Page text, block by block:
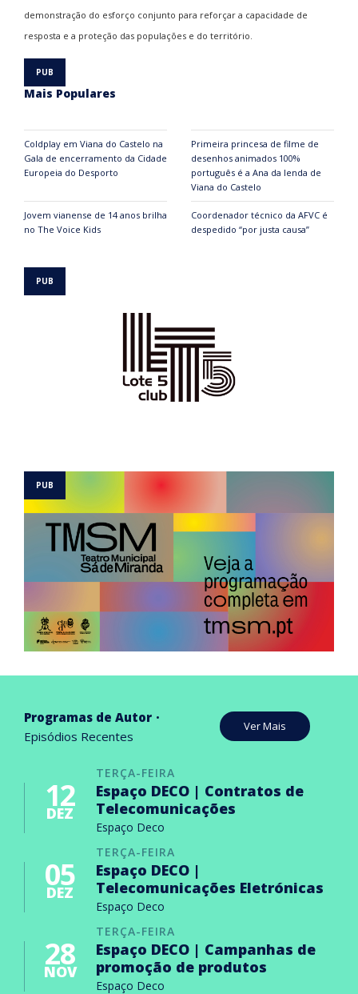
demonstração do esforço conjunto para reforçar a capacidade de
resposta e a proteção das populações e do território.
Mais Populares
Coldplay em Viana do Castelo na
Gala de encerramento da Cidade
Europeia do Desporto
Primeira princesa de filme de
desenhos animados 100%
português é a Ana da lenda de
Viana do Castelo
Jovem vianense de 14 anos brilha
no The Voice Kids
Coordenador técnico da AFVC é
despedido “por justa causa”
Programas de Autor
Episódios Recentes
Ver Mais
TERÇA-FEIRA
12
DEZ
Espaço DECO | Contratos de
Telecomunicações
Espaço Deco
TERÇA-FEIRA
05
DEZ
Espaço DECO |
Telecomunicações Eletrónicas
Espaço Deco
TERÇA-FEIRA
28
NOV
Espaço DECO | Campanhas de
promoção de produtos
Espaço Deco